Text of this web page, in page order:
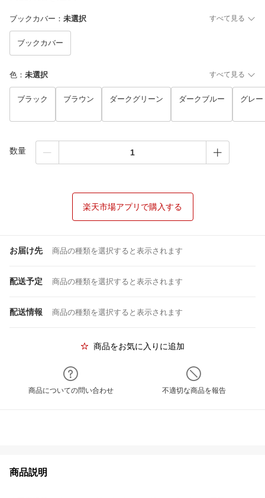
ブックカバー ： 未選択 すべて見る
ブックカバー
色 ： 未選択 すべて見る
ブラック ブラウン ダークグリーン ダークブルー グレー
数量
楽天市場アプリで購入する
お届け先 商品の種類を選択すると表示されます
配送予定 商品の種類を選択すると表示されます
配送情報 商品の種類を選択すると表示されます
商品をお気に入りに追加
商品についての問い合わせ 不適切な商品を報告
商品説明